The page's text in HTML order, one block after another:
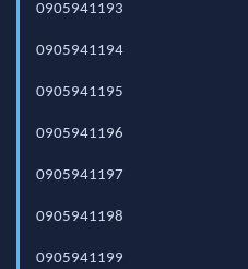
0905941193
0905941194
0905941195
0905941196
0905941197
0905941198
0905941199